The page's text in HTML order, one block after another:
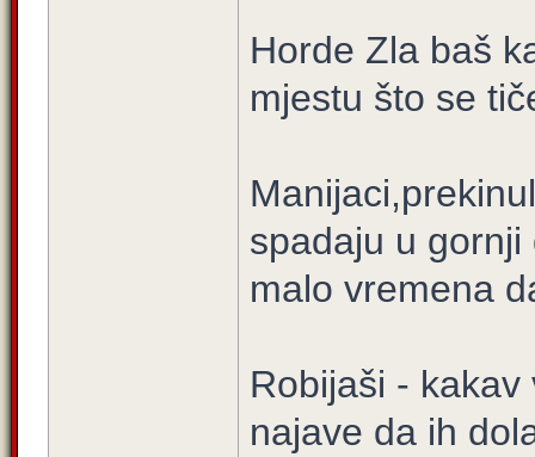
Horde Zla baš
mjestu što se
spadaju u
malo vremena
Robijaši -
najave da ih